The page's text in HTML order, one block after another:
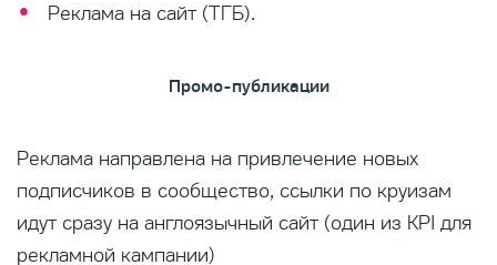
Реклама на сайт (ТГБ).
Промо-публикации
Реклама направлена на привлечение новых
подписчиков в сообщество, ссылки по круизам
идут сразу на англоязычный сайт (один из KPI для
рекламной кампании)